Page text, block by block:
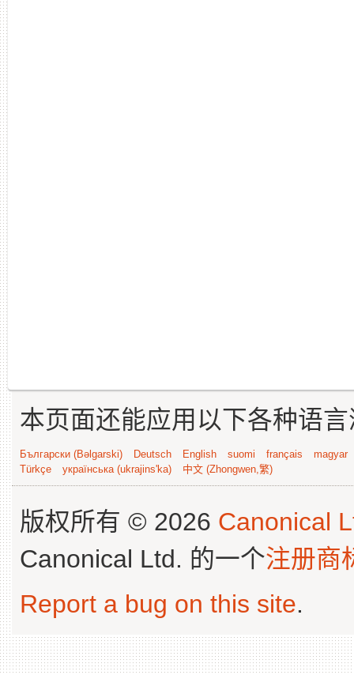
本页面还能应用以下各种语
Български (Bəlgarski) Deutsch English suomi français
magyar
Türkçe
українська (ukrajins'ka) 中文 (Zhongwen,繁)
版权所有 © 2026 Canonical
Canonical Ltd. 的一个注册商
Report a bug on this site.